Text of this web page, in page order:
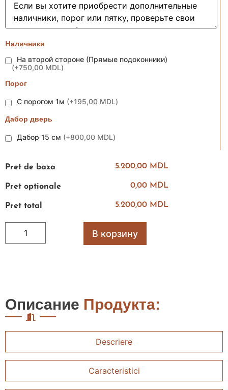
Hаличники
На второй стороне (Прямые подоконники)
(+750,00 MDL)
Порог
С порогом 1м (+195,00 MDL)
Дабор дверь
Дабор 15 см (+800,00 MDL)
Pret de baza 5.200,00 MDL
Pret optionale 0,00 MDL
Pret total 5.200,00 MDL
В корзину
Описание Продукта:
Descriere
Caracteristici